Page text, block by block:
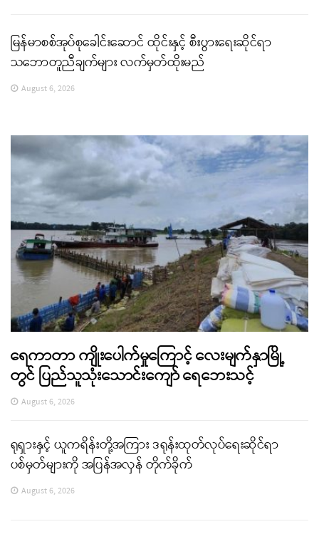
မြန်မာစစ်အုပ်စုခေါင်းဆောင် ထိုင်းနှင့် စီးပွားရေးဆိုင်ရာ
သဘောတူညီချက်များ လက်မှတ်ထိုးမည်
August 6, 2026
ရေကာတာ ကျိုးပေါက်မှုကြောင့် လေးမျက်နှာမြို့
တွင် ပြည်သူသုံးသောင်းကျော် ရေဘေးသင့်
August 6, 2026
ရုရှားနှင့် ယူကရိန်းတို့အကြား ဒရုန်းထုတ်လုပ်ရေးဆိုင်ရာ
ပစ်မှတ်များကို အပြန်အလှန် တိုက်ခိုက်
August 6, 2026